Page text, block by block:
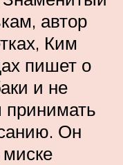
автор
Ким
пишет о
и не
принимать
Он